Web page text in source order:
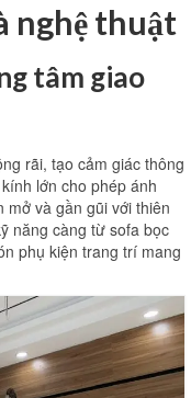
nghệ thuật
tâm giao
rãi, tạo cảm giác thông
lớn cho phép ánh
và gần gũi với thiên
năng càng từ sofa bọc
phụ kiện trang trí mang